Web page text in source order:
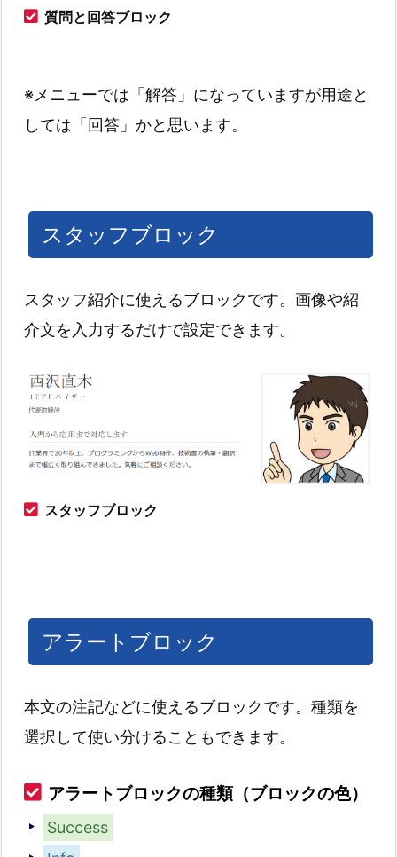
質問と回答ブロック
※メニューでは「解答」になっていますが用途と
しては「回答」かと思います。
スタッフブロック
スタッフ紹介に使えるブロックです。画像や紹
介文を入力するだけで設定できます。
スタッフブロック
アラートブロック
本文の注記などに使えるブロックです。種類を
選択して使い分けることもできます。
アラートブロックの種類（ブロックの色）
Success